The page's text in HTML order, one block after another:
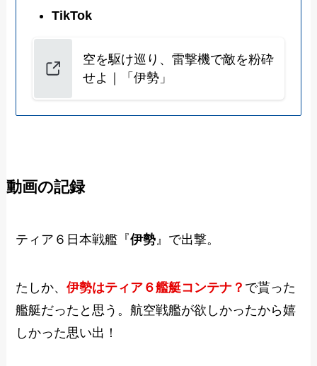
TikTok
空を駆け巡り、雷撃機で敵を粉砕
せよ｜「伊勢」
動画の記録
ティア６日本戦艦『伊勢』で出撃。
たしか、伊勢はティア６艦艇コンテナ？ で貰った
艦艇だったと思う。航空戦艦が欲しかったから嬉
しかった思い出！